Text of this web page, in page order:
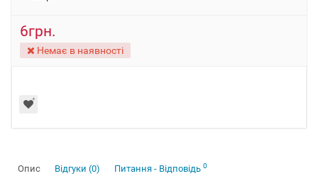
6грн.
Немає в наявності
Опис Відгуки (0) Питання - Відповідь 0